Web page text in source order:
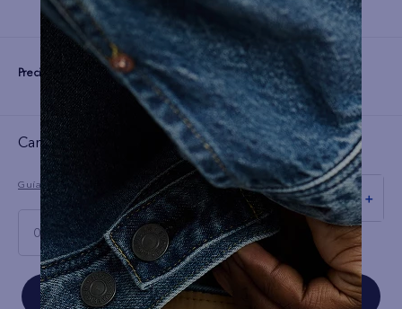
Precio: S/ 299
Cargando el resumen…
Guía de tallas
00 Regular
＋
－